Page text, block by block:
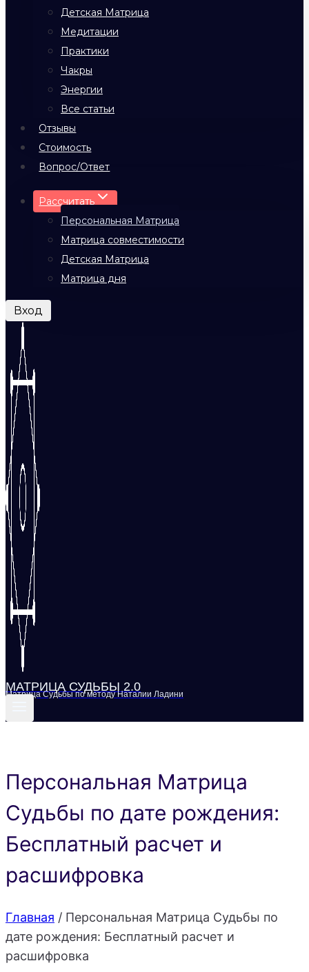
Детская Матрица
Медитации
Практики
Чакры
Энергии
Все статьи
Отзывы
Стоимость
Вопрос/Ответ
Рассчитать
Персональная Матрица
Матрица совместимости
Детская Матрица
Матрица дня
Вход
МАТРИЦА СУДЬБЫ 2.0
Матрица Судьбы по методу Наталии Ладини
Персональная Матрица
Судьбы по дате рождения:
Бесплатный расчет и
расшифровка
Главная / Персональная Матрица Судьбы по
дате рождения: Бесплатный расчет и
расшифровка